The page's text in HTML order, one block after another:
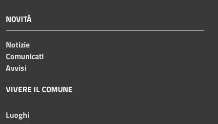
NOVITÀ
Notizie
Comunicati
Avvisi
VIVERE IL COMUNE
Luoghi